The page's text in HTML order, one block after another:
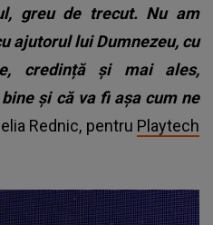
greu de trecut. Nu am
ajutorul lui Dumnezeu, cu
credință și mai ales,
și că va fi așa cum ne
Rednic, pentru Playtech